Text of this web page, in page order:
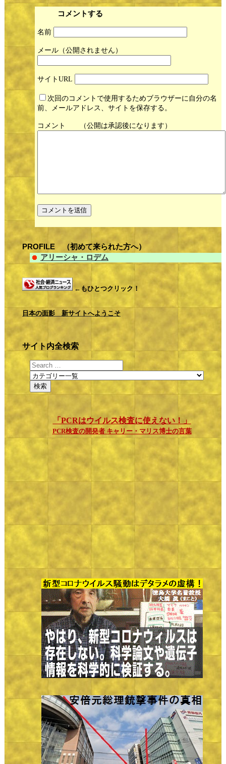
コメントする
名前
メール
サイト
次回のコメントで使用するためブラウザーに自分の名
前、メールアドレス、サイトを保存する。
コメント
PROFILE （初めて来られた方へ）
アリーシャ・ロデム
←もひとつクリック！
日本の面影 新サイトへようこそ
サイト内全検索
「PCRはウイルス検査に使えない！」
PCR検査の開発者 キャリー・マリス博士の言葉